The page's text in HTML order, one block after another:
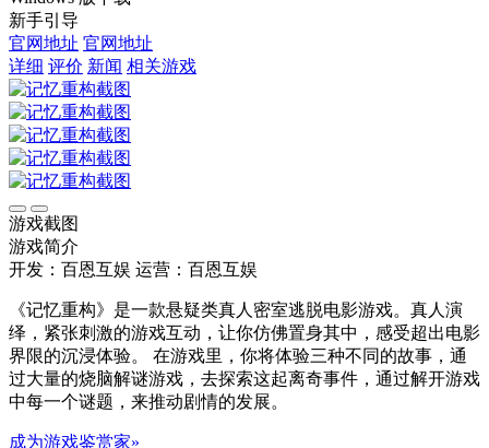
新手引导
官网地址 官网地址
详细 评价 新闻 相关游戏
游戏截图
游戏简介
开发：百恩互娱 运营：百恩互娱
《记忆重构》是一款悬疑类真人密室逃脱电影游戏。真人演
绎，紧张刺激的游戏互动，让你仿佛置身其中，感受超出电影
界限的沉浸体验。 在游戏里，你将体验三种不同的故事，通
过大量的烧脑解谜游戏，去探索这起离奇事件，通过解开游戏
中每一个谜题，来推动剧情的发展。
成为游戏鉴赏家»